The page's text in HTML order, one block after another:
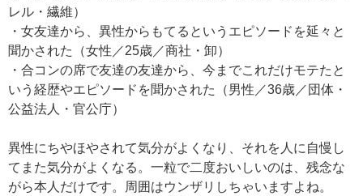
レル・繊維）
・女友達から、異性からもてるというエピソードを延々と
聞かされた（女性／25歳／商社・卸）
・合コンの席で友達の友達から、今までこれだけモテたと
いう経歴やエピソードを聞かされた（男性／36歳／団体・
公益法人・官公庁）
異性にちやほやされて気分がよくなり、それを人に自慢し
てまた気分がよくなる。一粒で二度おいしいのは、残念な
がら本人だけです。周囲はウンザリしちゃいますよね。